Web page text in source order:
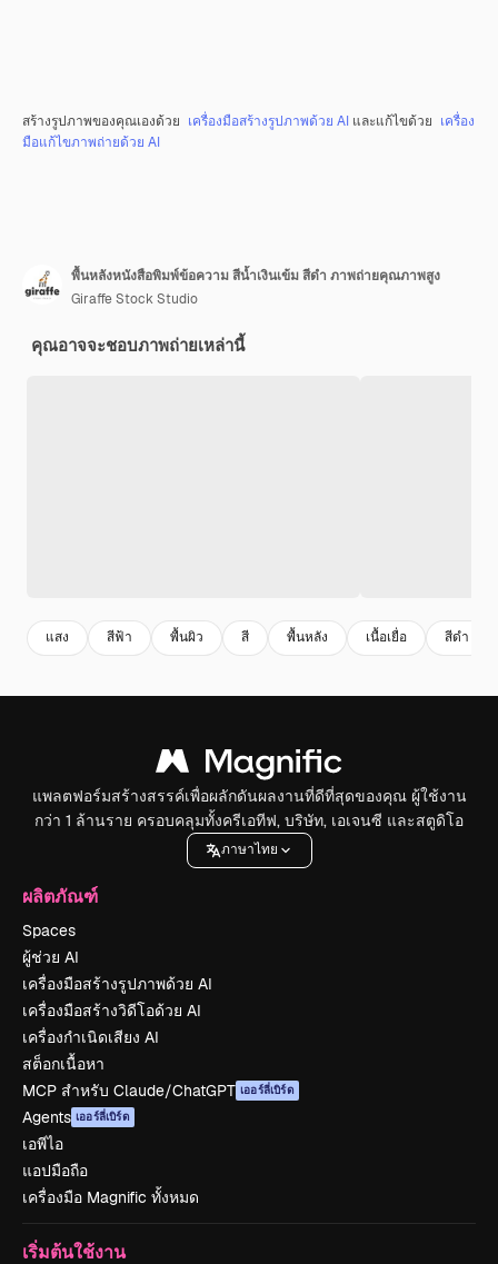
สร้างรูปภาพของคุณเองด้วย เครื่องมือสร้างรูปภาพด้วย AI และแก้ไขด้วย เครื่อง
มือแก้ไขภาพถ่ายด้วย AI
พื้นหลังหนังสือพิมพ์ข้อความ สีน้ำเงินเข้ม สีดำ ภาพถ่ายคุณภาพสูง
Giraffe Stock Studio
คุณอาจจะชอบภาพถ่ายเหล่านี้
แสง สีฟ้า พื้นผิว สี พื้นหลัง เนื้อเยื่อ สีดํา
แพลตฟอร์มสร้างสรรค์เพื่อผลักดันผลงานที่ดีที่สุดของคุณ ผู้ใช้งาน
กว่า 1 ล้านราย ครอบคลุมทั้งครีเอทีฟ, บริษัท, เอเจนซี และสตูดิโอ
ภาษาไทย
ผลิตภัณฑ์
Spaces
ผู้ช่วย AI
เครื่องมือสร้างรูปภาพด้วย AI
เครื่องมือสร้างวิดีโอด้วย AI
เครื่องกำเนิดเสียง AI
สต็อกเนื้อหา
MCP สำหรับ Claude/ChatGPT เออร์ลี่เบิร์ด
Agents เออร์ลี่เบิร์ด
เอพีไอ
แอปมือถือ
เครื่องมือ Magnific ทั้งหมด
เริ่มต้นใช้งาน